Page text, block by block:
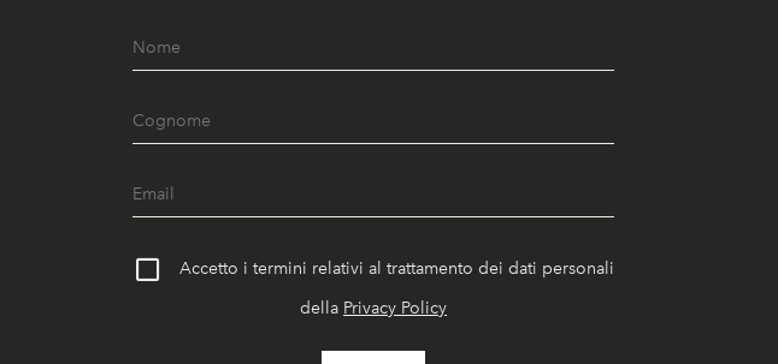
Accetto i termini relativi al trattamento dei dati personali
della Privacy Policy